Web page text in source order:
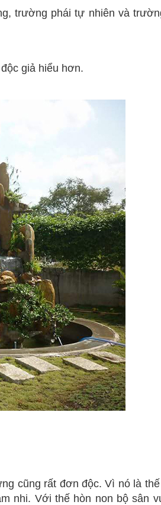
trường phái tự nhiên và
giả hiểu hơn.
cũng rất đơn độc. Vì nó là
nhi. Với thế hòn non bộ sân